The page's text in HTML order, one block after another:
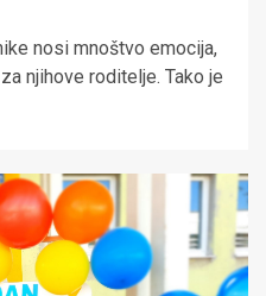
nosi mnoštvo emocija,
njihove roditelje. Tako je